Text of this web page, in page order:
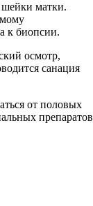
шейки матки.
к биопсии.
осмотр,
санация
от половых